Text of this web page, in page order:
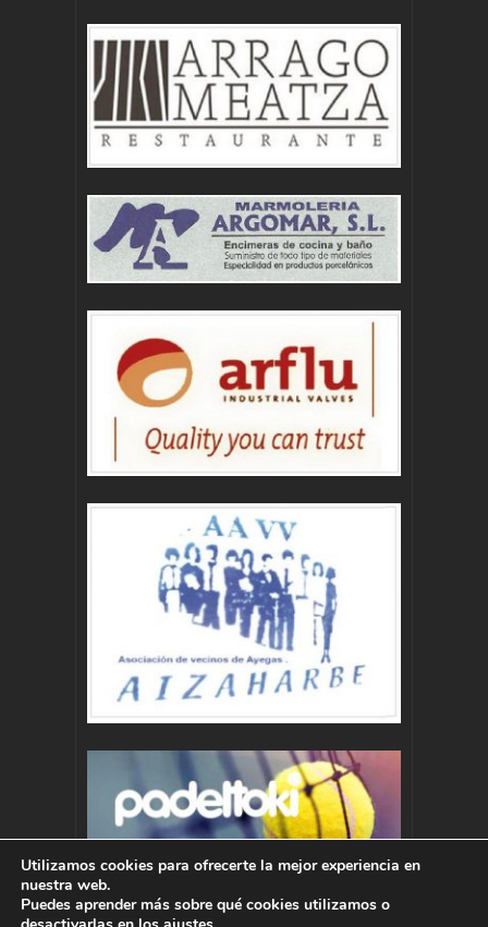
Utilizamos cookies para ofrecerte la mejor experiencia en
nuestra web.
Puedes aprender más sobre qué cookies utilizamos o